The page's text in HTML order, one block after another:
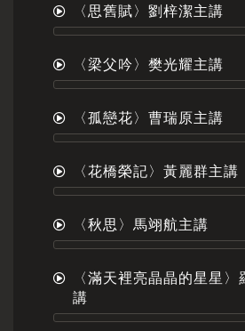
〈思舊賦〉劉梓潔主講
〈梁父吟〉樊光耀主講
〈孤戀花〉曹瑞原主講
〈花橋榮記〉黃麗群主講
〈秋思〉馬翊航主講
〈滿天裡亮晶晶的星星〉
講